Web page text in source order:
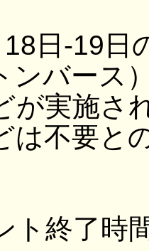
日-19日
ンバース
が実施さ
は不要と
ト終了時